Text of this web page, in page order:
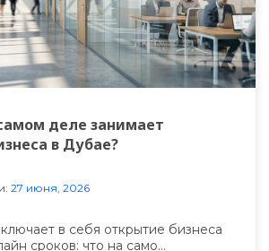
деле занимает
в Дубае?
27 июня, 2026
в себя открытие бизнеса
сроков: что на само...